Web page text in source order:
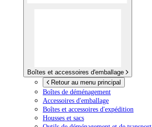
Boîtes et accessoires d'emballage
Retour au menu principal
Boîtes de déménagement
Accessoires d'emballage
Boîtes et accessoires d'expédition
Housses et sacs